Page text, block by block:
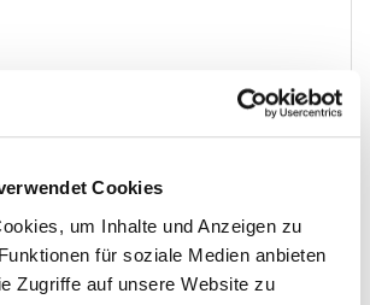
Cookies
um Inhalte und Anzeigen zu
für soziale Medien anbieten
Zugriffe auf unsere Website zu